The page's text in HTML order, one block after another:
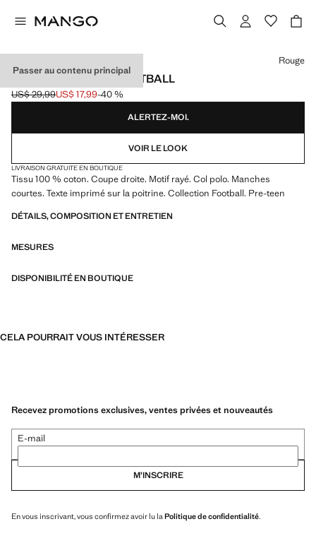
Passer au contenu principal
T-SHIRT ESPAGNE FOOTBALL
Prix initial barré [US$ 29,99 ]
US$ 29,99
Prix actuel [US$ 17,99 ]
US$ 17,99-40 %
Choisissez une couleur
Rouge
ALERTEZ-MOI.
VOIR LE LOOK
LIVRAISON GRATUITE EN BOUTIQUE
Tissu 100 % coton. Coupe droite. Motif rayé. Col polo. Manches
courtes. Texte imprimé sur la poitrine. Collection Football. Pre-teen
DÉTAILS, COMPOSITION ET ENTRETIEN
MESURES
DISPONIBILITÉ EN BOUTIQUE
CELA POURRAIT VOUS INTÉRESSER
Recevez promotions exclusives, ventes privées et nouveautés
E-mail
M’INSCRIRE
En vous inscrivant, vous confirmez avoir lu la Politique de confidentialité.